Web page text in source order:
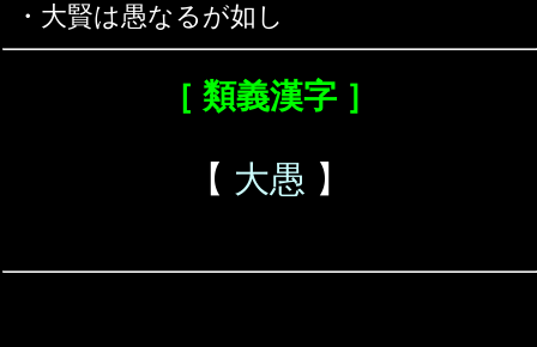
・大賢は愚なるが如し
［ 類義漢字 ］
【 大愚 】